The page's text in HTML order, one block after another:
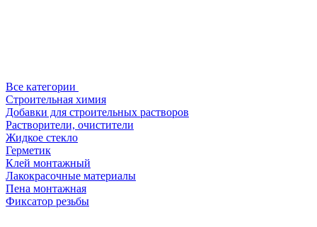
Все категории
Строительная химия
Добавки для строительных растворов
Растворители, очистители
Жидкое стекло
Герметик
Клей монтажный
Лакокрасочные материалы
Пена монтажная
Фиксатор резьбы